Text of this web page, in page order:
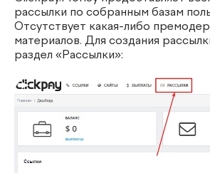
рассылки по собранным базам
Отсутствует какая-либо
материалов. Для создания
раздел «Рассылки»: